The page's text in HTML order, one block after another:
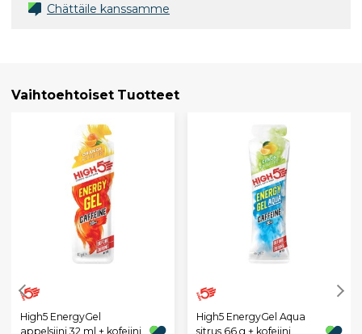
Chättäile kanssamme
Vaihtoehtoiset Tuotteet
High5 EnergyGel
appelsiini 32 ml + kofeiini
High5 EnergyGel Aqua
sitrus 66 g + kofeiini